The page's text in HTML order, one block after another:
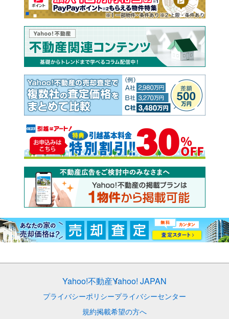
Yahoo!不動産Yahoo! JAPAN
プライバシーポリシープライバシーセンター
規約掲載希望の方へ